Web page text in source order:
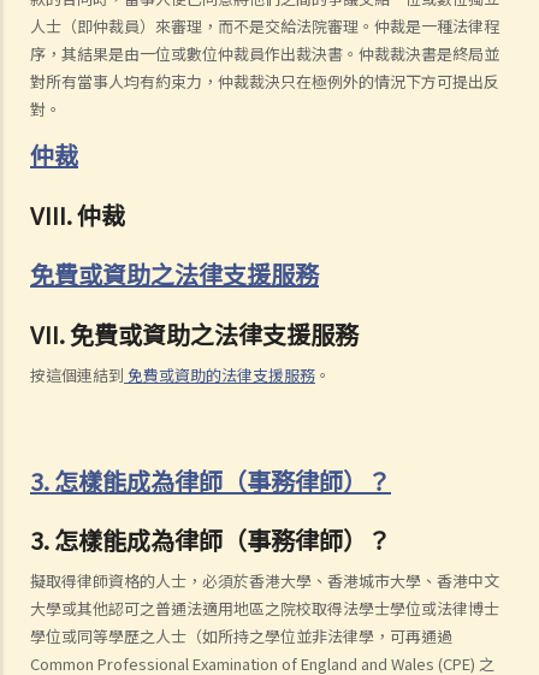
人士（即仲裁員）來審理，而不是交給法院審理。仲裁是一種法律程
序，其結果是由一位或數位仲裁員作出裁決書。仲裁裁決書是終局並
對所有當事人均有約束力，仲裁裁決只在極例外的情況下方可提出反
對。
仲裁
VIII. 仲裁
免費或資助之法律支援服務
VII. 免費或資助之法律支援服務
按這個連結到 免費或資助的法律支援服務 。
3. 怎樣能成為律師（事務律師）？
3. 怎樣能成為律師（事務律師）？
擬取得律師資格的人士，必須於香港大學、香港城市大學、香港中文
大學或其他認可之普通法適用地區之院校取得法學士學位或法律博士
學位或同等學歷之人士（如所持之學位並非法律學，可再通過
Common Professional Examination of England and Wales (CPE) 之